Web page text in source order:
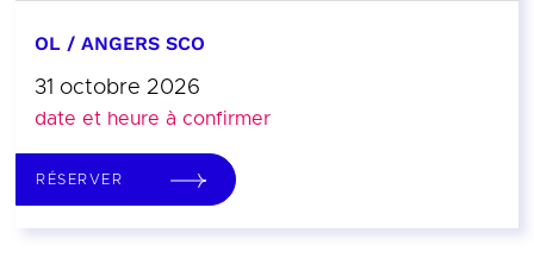
OL / ANGERS SCO
31 octobre 2026
date et heure à confirmer
RÉSERVER